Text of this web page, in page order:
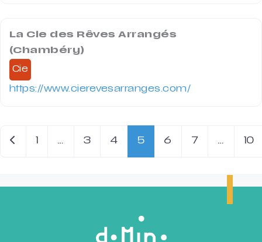
La Cie des Rêves Arrangés
(Chambéry)
Cie
https://www.cierevesarranges.com/
Newer posts
… 3 4 5 6 7 … 10